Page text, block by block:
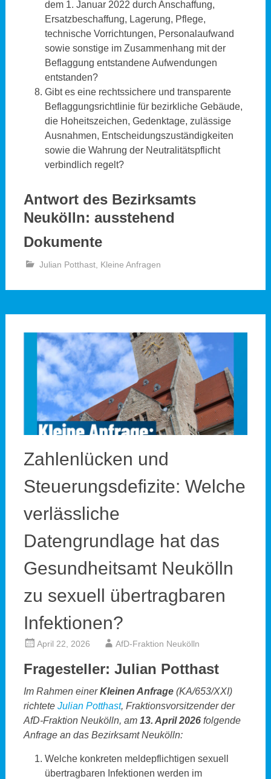
dem 1. Januar 2022 durch Anschaffung,
Ersatzbeschaffung, Lagerung, Pflege,
technische Vorrichtungen, Personalaufwand
sowie sonstige im Zusammenhang mit der
Beflaggung entstandene Aufwendungen
entstanden?
Gibt es eine rechtssichere und transparente
Beflaggungsrichtlinie für bezirkliche Gebäude,
die Hoheitszeichen, Gedenktage, zulässige
Ausnahmen, Entscheidungszuständigkeiten
sowie die Wahrung der Neutralitätspflicht
verbindlich regelt?
Antwort des Bezirksamts
Neukölln: ausstehend
Dokumente
Julian Potthast, Kleine Anfragen
Zahlenlücken und
Steuerungsdefizite: Welche
verlässliche
Datengrundlage hat das
Gesundheitsamt Neukölln
zu sexuell übertragbaren
Infektionen?
April 22, 2026 AfD-Fraktion Neukölln
Fragesteller: Julian Potthast
Im Rahmen einerKleinen Anfrage(KA/653/XXI)
richtete Julian Potthast, Fraktionsvorsitzender der
AfD-Fraktion Neukölln, am 13. April 2026 folgende
Anfrage an das Bezirksamt Neukölln:
Welche konkreten meldepflichtigen sexuell
übertragbaren Infektionen werden im